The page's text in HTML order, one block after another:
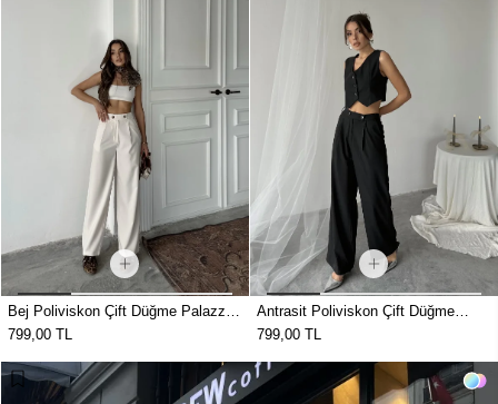
Bej Poliviskon Çift Düğme Palazzo
Pantolon
799,00 TL
Antrasit Poliviskon Çift Düğme
Palazzo Pantolon
799,00 TL